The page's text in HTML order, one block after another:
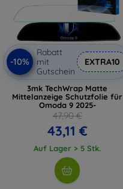
-10%
Rabatt
mit
Gutschein
EXTRA10
3mk TechWrap Matte
Mittelanzeige Schutzfolie für
Omoda 9 2025-
47,90 €
43,11 €
Auf Lager > 5 Stk.